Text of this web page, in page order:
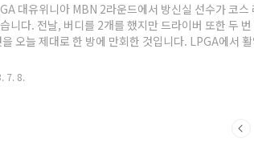
대유위니아 MBN 2라운드에서 방신실 선수가 코
니다. 전날, 버디를 2개를 했지만 드라이버 또한 두
을 오늘 제대로 한 방에 만회한 것입니다. LPGA에서
나오는 선수 중 한 명이었는데 역시 김아림 선수도
7. 8.